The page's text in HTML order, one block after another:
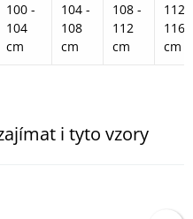
100 -
104
cm
104 -
108
cm
108 -
112
cm
112 -
116
cm
i tyto vzory